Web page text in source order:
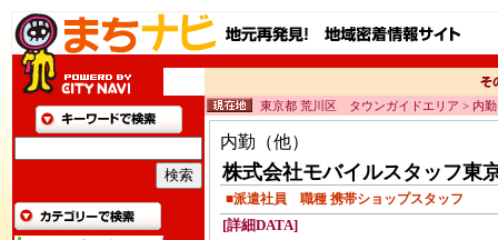
東京都 荒川区 タウンガイドエリア > 内
内勤（他）
株式会社モバイルスタッフ東
■派遣社員 職種 携帯ショップスタッフ
[詳細DATA]